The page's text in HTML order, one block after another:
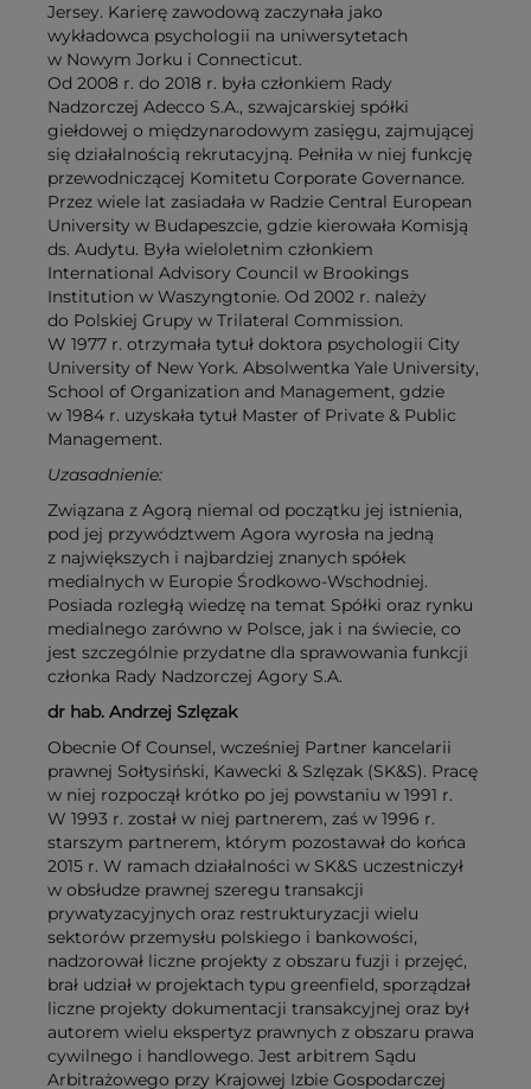
Jersey. Karierę zawodową zaczynała jako
wykładowca psychologii na uniwersytetach
w Nowym Jorku i Connecticut.
Od 2008 r. do 2018 r. była członkiem Rady
Nadzorczej Adecco S.A., szwajcarskiej spółki
giełdowej o międzynarodowym zasięgu, zajmującej
się działalnością rekrutacyjną. Pełniła w niej funkcję
przewodniczącej Komitetu Corporate Governance.
Przez wiele lat zasiadała w Radzie Central European
University w Budapeszcie, gdzie kierowała Komisją
ds. Audytu. Była wieloletnim członkiem
International Advisory Council w Brookings
Institution w Waszyngtonie. Od 2002 r. należy
do Polskiej Grupy w Trilateral Commission.
W 1977 r. otrzymała tytuł doktora psychologii City
University of New York. Absolwentka Yale University,
School of Organization and Management, gdzie
w 1984 r. uzyskała tytuł Master of Private & Public
Management.
Uzasadnienie:
Związana z Agorą niemal od początku jej istnienia,
pod jej przywództwem Agora wyrosła na jedną
z największych i najbardziej znanych spółek
medialnych w Europie Środkowo-Wschodniej.
Posiada rozległą wiedzę na temat Spółki oraz rynku
medialnego zarówno w Polsce, jak i na świecie, co
jest szczególnie przydatne dla sprawowania funkcji
członka Rady Nadzorczej Agory S.A.
dr hab. Andrzej Szlęzak
Obecnie Of Counsel, wcześniej Partner kancelarii
prawnej Sołtysiński, Kawecki & Szlęzak (SK&S). Pracę
w niej rozpoczął krótko po jej powstaniu w 1991 r.
W 1993 r. został w niej partnerem, zaś w 1996 r.
starszym partnerem, którym pozostawał do końca
2015 r. W ramach działalności w SK&S uczestniczył
w obsłudze prawnej szeregu transakcji
prywatyzacyjnych oraz restrukturyzacji wielu
sektorów przemysłu polskiego i bankowości,
nadzorował liczne projekty z obszaru fuzji i przejęć,
brał udział w projektach typu greenfield, sporządzał
liczne projekty dokumentacji transakcyjnej oraz był
autorem wielu ekspertyz prawnych z obszaru prawa
cywilnego i handlowego. Jest arbitrem Sądu
Arbitrażowego przy Krajowej Izbie Gospodarczej